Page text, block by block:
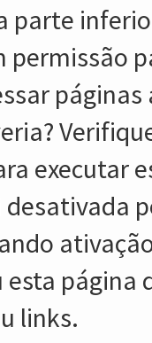
parte
permissão
executar
desativada
esta
links.